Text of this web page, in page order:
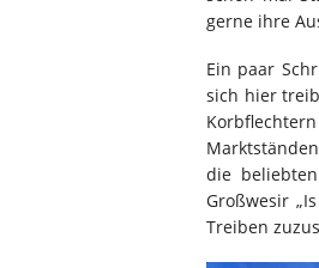
gerne ihre
Ein paar
sich hier
die
Großwesir
Treiben